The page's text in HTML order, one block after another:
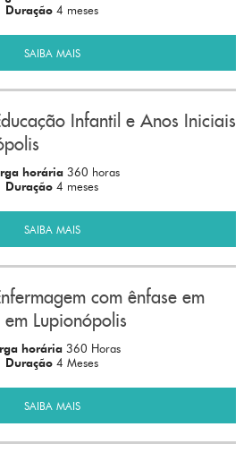
Duração 4 meses
SAIBA MAIS
Infantil e Anos Iniciais
horária 360 horas
Duração 4 meses
SAIBA MAIS
com ênfase em
Lupionópolis
horária 360 Horas
Duração 4 Meses
SAIBA MAIS